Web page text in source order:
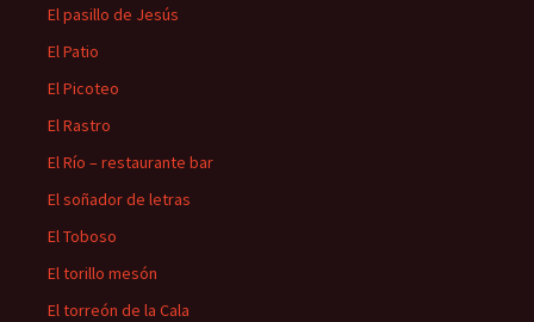
El pasillo de Jesús
El Patio
El Picoteo
El Rastro
El Río – restaurante bar
El soñador de letras
El Toboso
El torillo mesón
El torreón de la Cala